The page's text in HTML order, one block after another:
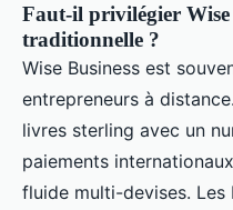
Faut-il privilégier Wise
traditionnelle ?
Wise Business est
entrepreneurs à
livres sterling avec un
paiements
fluide multi-devises.